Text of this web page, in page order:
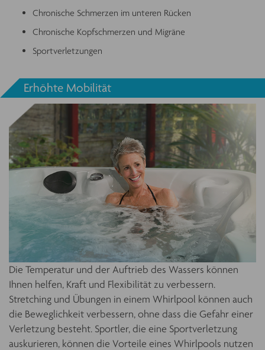
Chronische Schmerzen im unteren Rücken
Chronische Kopfschmerzen und Migräne
Sportverletzungen
Erhöhte Mobilität
Die Temperatur und der Auftrieb des Wassers können
Ihnen helfen, Kraft und Flexibilität zu verbessern.
Stretching und Übungen in einem Whirlpool können auch
die Beweglichkeit verbessern, ohne dass die Gefahr einer
Verletzung besteht. Sportler, die eine Sportverletzung
auskurieren, können die Vorteile eines Whirlpools nutzen